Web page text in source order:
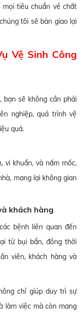
tiêu chuẩn về chất
tôi sẽ bàn giao lại
Vệ Sinh Công
bạn sẽ không cần phải
nghiệp, quá trình vệ
quả.
vi khuẩn, và nấm mốc,
mang lại không gian
khách hàng
bệnh liên quan đến
từ bụi bẩn, đồng thời
viên, khách hàng và
chỉ giúp duy trì sự
làm việc mà còn mang